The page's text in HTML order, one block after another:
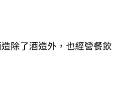
除了酒造外，也經營餐飲